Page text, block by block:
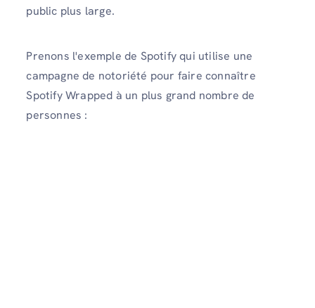
public plus large.
Prenons l'exemple de Spotify qui utilise une
campagne de notoriété pour faire connaître
Spotify Wrapped à un plus grand nombre de
personnes :